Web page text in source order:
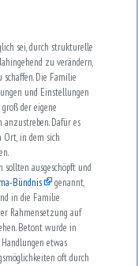
sei, durch strukturelle
zu verändern,
Die Familie
und Einstellungen
der eigene
anzustreben. Dafür es
in dem sich
ausgeschöpft und
Bündnis
genannt,
in die Familie
Rahmensetzung auf
Betont wurde in
etwas
oft durch